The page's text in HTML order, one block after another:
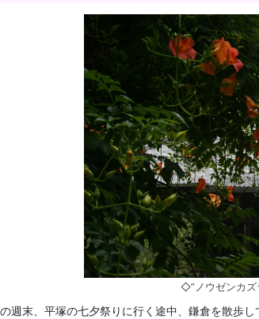
◇”ノウゼンカズ
週末、平塚の七夕祭りに行く途中、鎌倉を散歩し